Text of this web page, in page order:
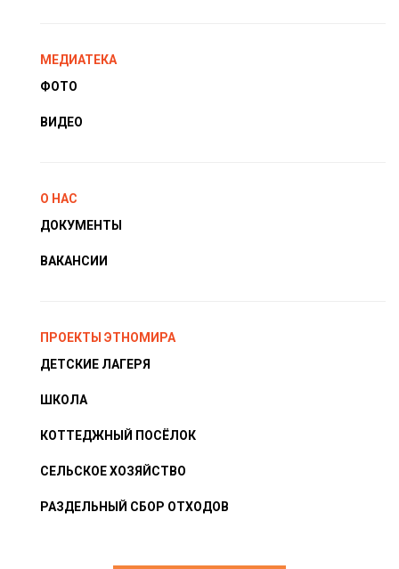
МЕДИАТЕКА
ФОТО
ВИДЕО
О НАС
ДОКУМЕНТЫ
ВАКАНСИИ
ПРОЕКТЫ ЭТНОМИРА
ДЕТСКИЕ ЛАГЕРЯ
ШКОЛА
КОТТЕДЖНЫЙ ПОСЁЛОК
СЕЛЬСКОЕ ХОЗЯЙСТВО
РАЗДЕЛЬНЫЙ СБОР ОТХОДОВ